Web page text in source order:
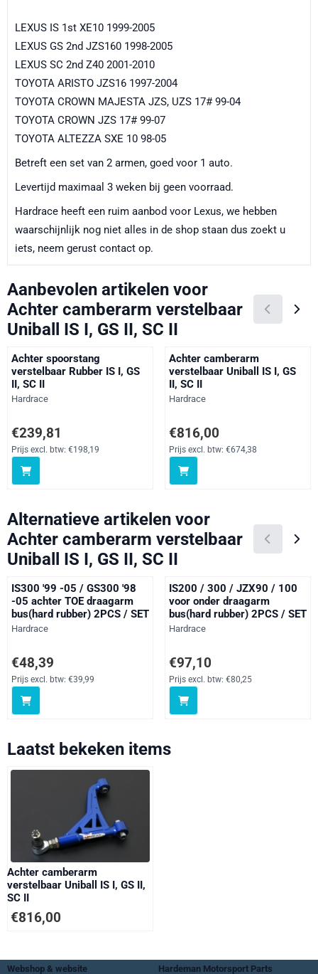
LEXUS IS 1st XE10 1999-2005
LEXUS GS 2nd JZS160 1998-2005
LEXUS SC 2nd Z40 2001-2010
TOYOTA ARISTO JZS16 1997-2004
TOYOTA CROWN MAJESTA JZS, UZS 17# 99-04
TOYOTA CROWN JZS 17# 99-07
TOYOTA ALTEZZA SXE 10 98-05
Betreft een set van 2 armen, goed voor 1 auto.
Levertijd maximaal 3 weken bij geen voorraad.
Hardrace heeft een ruim aanbod voor Lexus, we hebben
waarschijnlijk nog niet alles in de shop staan dus zoekt u
iets, neem gerust contact op.
Aanbevolen artikelen voor
Achter camberarm verstelbaar
Uniball IS I, GS II, SC II
Achter spoorstang
verstelbaar Rubber IS I, GS
II, SC II
Merk:
Hardrace
Prijs: 239,81, exclusief btw: 198,19
€239,81
Prijs excl. btw: €198,19
Achter camberarm
verstelbaar Uniball IS I, GS
II, SC II
Merk:
Hardrace
Prijs: 816,00, exclusief btw:
€816,00
Prijs excl. btw: €674,38
Alternatieve artikelen voor
Achter camberarm verstelbaar
Uniball IS I, GS II, SC II
IS300 '99 -05 / GS300 '98
-05 achter TOE draagarm
bus(hard rubber) 2PCS / SET
Merk:
Hardrace
Prijs: 48,39, exclusief btw: 39,99
€48,39
Prijs excl. btw: €39,99
IS200 / 300 / JZX90 / 100
voor onder draagarm
bus(hard rubber) 2PCS / SET
Merk:
Hardrace
Prijs: 97,10, exclusief btw: 80,25
€97,10
Prijs excl. btw: €80,25
Laatst bekeken items
Achter camberarm
verstelbaar Uniball IS I, GS II,
SC II
€816,00
Webshop & website Hardeman Motorsport Parts